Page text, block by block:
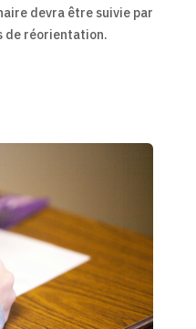
devra être suivie par
de réorientation.